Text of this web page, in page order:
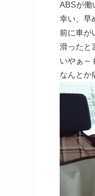
ABSが働
幸い、早
前に車が
滑ったと
いやぁ～
なんとか